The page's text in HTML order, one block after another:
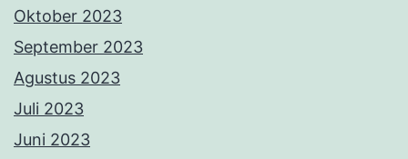
Oktober 2023
September 2023
Agustus 2023
Juli 2023
Juni 2023